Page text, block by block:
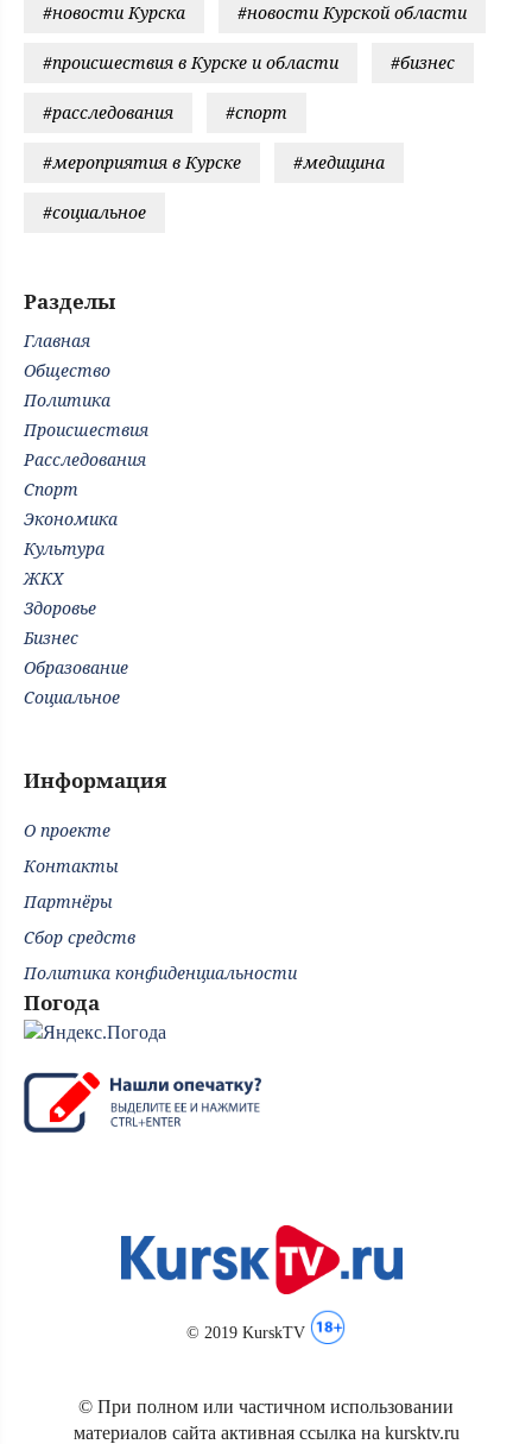
#новости Курска #новости Курской области
#происшествия в Курске и области #бизнес
#расследования #спорт
#мероприятия в Курске #медицина
#социальное
Разделы
Главная
Общество
Политика
Происшествия
Расследования
Спорт
Экономика
Культура
ЖКХ
Здоровье
Бизнес
Образование
Социальное
Информация
О проекте
Контакты
Партнёры
Сбор средств
Политика конфиденциальности
Погода
© 2019 KurskTV
© При полном или частичном использовании
материалов сайта активная ссылка на kursktv.ru